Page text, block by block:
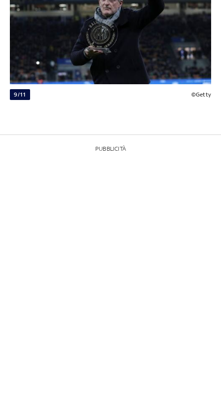
9/11 ©Getty
PUBBLICITÀ